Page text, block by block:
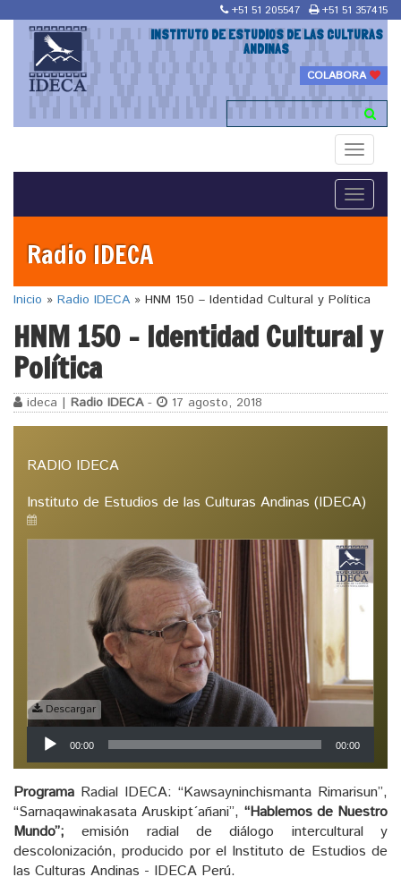
+51 51 205547 +51 51 357415
INSTITUTO DE ESTUDIOS DE LAS CULTURAS
ANDINAS
COLABORA
Toggle
Toggle
Radio IDECA
Inicio » Radio IDECA » HNM 150 – Identidad Cultural y Política
HNM 150 – Identidad Cultural y
Política
ideca | Radio IDECA- 17 agosto, 2018
RADIO IDECA
Instituto de Estudios de las Culturas Andinas (IDECA)
Descargar
Reproductor
de
audio
00:00 00:00
Programa Radial IDECA: “Kawsayninchismanta Rimarisun”,
“Sarnaqawinakasata Aruskipt´añani”, “Hablemos de Nuestro
Mundo”; emisión radial de diálogo intercultural y
descolonización, producido por el Instituto de Estudios de
las Culturas Andinas - IDECA Perú.